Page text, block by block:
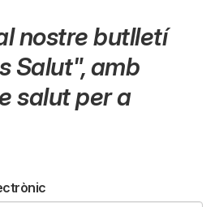
nostre butlletí
Salut",amb
salut per a